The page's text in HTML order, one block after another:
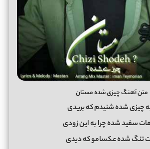
متن آهنگ چیزی شده مستان
چیزی شده شنیدم که بریدی
سفید شده چرا به این زودی
تنگ شده عکسامو که دیدی